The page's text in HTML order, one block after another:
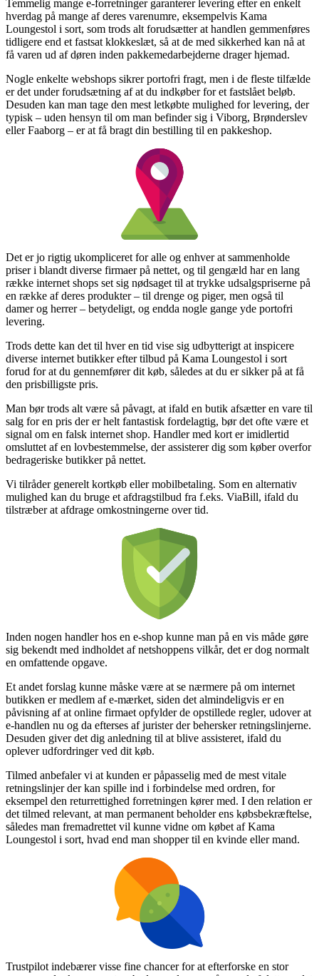
Temmelig mange e-forretninger garanterer levering efter en enkelt
hverdag på mange af deres varenumre, eksempelvis Kama
Loungestol i sort, som trods alt forudsætter at handlen gemmenføres
tidligere end et fastsat klokkeslæt, så at de med sikkerhed kan nå at
få varen ud af døren inden pakkemedarbejderne drager hjemad.
Nogle enkelte webshops sikrer portofri fragt, men i de fleste tilfælde
er det under forudsætning af at du indkøber for et fastslået beløb.
Desuden kan man tage den mest letkøbte mulighed for levering, der
typisk – uden hensyn til om man befinder sig i Viborg, Brønderslev
eller Faaborg – er at få bragt din bestilling til en pakkeshop.
Det er jo rigtig ukompliceret for alle og enhver at sammenholde
priser i blandt diverse firmaer på nettet, og til gengæld har en lang
række internet shops set sig nødsaget til at trykke udsalgspriserne på
en række af deres produkter – til drenge og piger, men også til
damer og herrer – betydeligt, og endda nogle gange yde portofri
levering.
Trods dette kan det til hver en tid vise sig udbytterigt at inspicere
diverse internet butikker efter tilbud på Kama Loungestol i sort
forud for at du gennemfører dit køb, således at du er sikker på at få
den prisbilligste pris.
Man bør trods alt være så påvagt, at ifald en butik afsætter en vare til
salg for en pris der er helt fantastisk fordelagtig, bør det ofte være et
signal om en falsk internet shop. Handler med kort er imidlertid
omsluttet af en lovbestemmelse, der assisterer dig som køber overfor
bedrageriske butikker på nettet.
Vi tilråder generelt kortkøb eller mobilbetaling. Som en alternativ
mulighed kan du bruge et afdragstilbud fra f.eks. ViaBill, ifald du
tilstræber at afdrage omkostningerne over tid.
Inden nogen handler hos en e-shop kunne man på en vis måde gøre
sig bekendt med indholdet af netshoppens vilkår, det er dog normalt
en omfattende opgave.
Et andet forslag kunne måske være at se nærmere på om internet
butikken er medlem af e-mærket, siden det almindeligvis er en
påvisning af at online firmaet opfylder de opstillede regler, udover at
e-handlen nu og da efterses af jurister der behersker retningslinjerne.
Desuden giver det dig anledning til at blive assisteret, ifald du
oplever udfordringer ved dit køb.
Tilmed anbefaler vi at kunden er påpasselig med de mest vitale
retningslinjer der kan spille ind i forbindelse med ordren, for
eksempel den returrettighed forretningen kører med. I den relation er
det tilmed relevant, at man permanent beholder ens købsbekræftelse,
således man fremadrettet vil kunne vidne om købet af Kama
Loungestol i sort, hvad end man shopper til en kvinde eller mand.
Trustpilot indebærer visse fine chancer for at efterforske en stor